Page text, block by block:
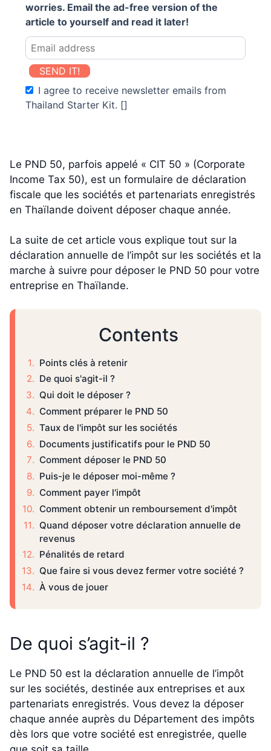
worries. Email the ad-free version of the
article to yourself and read it later!
SEND IT!
I agree to receive newsletter emails from
Thailand Starter Kit. []
Le PND 50, parfois appelé « CIT 50 » (Corporate
Income Tax 50), est un formulaire de déclaration
fiscale que les sociétés et partenariats enregistrés
en Thaïlande doivent déposer chaque année.
La suite de cet article vous explique tout sur la
déclaration annuelle de l’impôt sur les sociétés et la
marche à suivre pour déposer le PND 50 pour votre
entreprise en Thaïlande.
Contents
Points clés à retenir
De quoi s'agit-il ?
Qui doit le déposer ?
Comment préparer le PND 50
Taux de l'impôt sur les sociétés
Documents justificatifs pour le PND 50
Comment déposer le PND 50
Puis-je le déposer moi-même ?
Comment payer l'impôt
Comment obtenir un remboursement d'impôt
Quand déposer votre déclaration annuelle de
revenus
Pénalités de retard
Que faire si vous devez fermer votre société ?
À vous de jouer
De quoi s’agit-il ?
Le PND 50 est la déclaration annuelle de l’impôt
sur les sociétés, destinée aux entreprises et aux
partenariats enregistrés. Vous devez la déposer
chaque année auprès du Département des impôts
dès lors que votre société est enregistrée, quelle